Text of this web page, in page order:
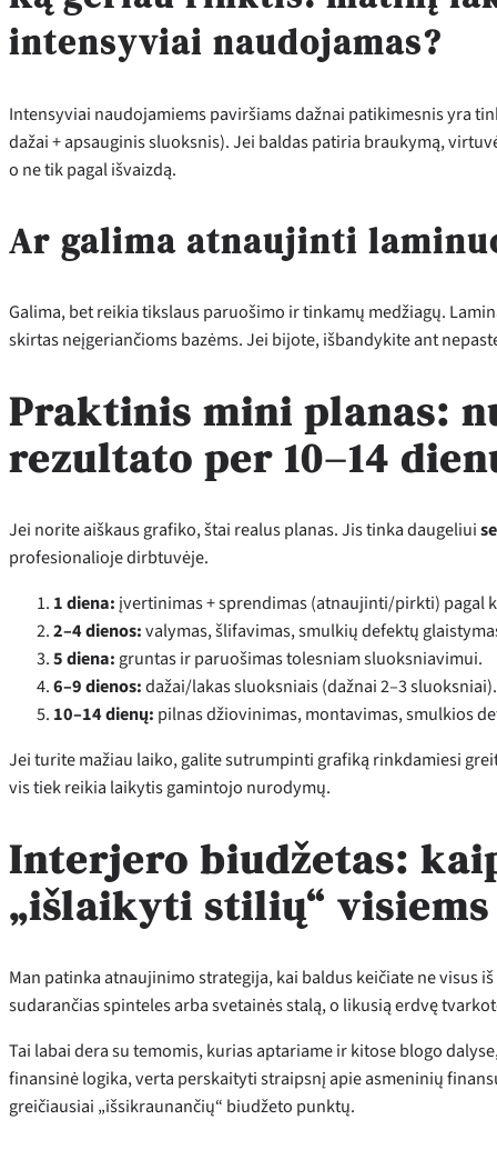
intensyviai naudojamas?
Intensyviai naudojamiems paviršiams dažnai patikimesnis yra
dažai + apsauginis sluoksnis). Jei baldas patiria braukymą,
o ne tik pagal išvaizdą.
Ar galima atnaujinti
Galima, bet reikia tikslaus paruošimo ir tinkamų medžiagų.
skirtas neįgeriančioms bazėms. Jei bijote, išbandykite ant
Praktinis mini planas:
rezultato per 10–14
Jei norite aiškaus grafiko, štai realus planas. Jis tinka daugeliui
profesionalioje dirbtuvėje.
1 diena: įvertinimas + sprendimas (atnaujinti/pirkti) pagal
2–4 dienos:valymas, šlifavimas, smulkių defektų
5 diena: gruntas ir paruošimas tolesniam sluoksniavimui.
6–9 dienos:dažai/lakas sluoksniais (dažnai 2–3 sluoksniai).
10–14 dienų: pilnas džiovinimas, montavimas, smulkios
Jei turite mažiau laiko, galite sutrumpinti grafiką rinkdamiesi
vis tiek reikia laikytis gamintojo nurodymų.
Interjero biudžetas:
„išlaikyti stilių“ visiems
Man patinka atnaujinimo strategija, kai baldus keičiate ne visus
sudarančias spinteles arba svetainės stalą, o likusią erdvę
Tai labai dera su temomis, kurias aptariame ir kitose blogo
finansinė logika, verta perskaityti straipsnį apie asmeninių
greičiausiai „išsikraunančių“ biudžeto punktų.